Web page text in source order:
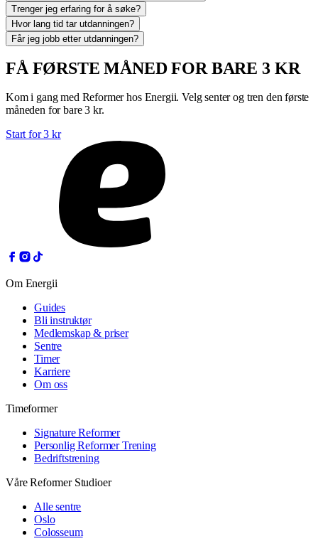
Trenger jeg erfaring for å søke?
Hvor lang tid tar utdanningen?
Får jeg jobb etter utdanningen?
FÅ FØRSTE MÅNED FOR BARE 3 KR
Kom i gang med Reformer hos Energii. Velg senter og tren den første
måneden for bare 3 kr.
Start for 3 kr
Om Energii
Guides
Bli instruktør
Medlemskap & priser
Sentre
Timer
Karriere
Om oss
Timeformer
Signature Reformer
Personlig Reformer Trening
Bedriftstrening
Våre Reformer Studioer
Alle sentre
Oslo
Colosseum